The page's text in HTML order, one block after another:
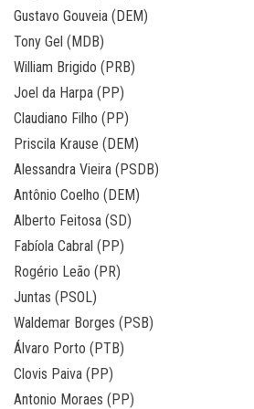
Gustavo Gouveia (DEM)
Tony Gel (MDB)
William Brigido (PRB)
Joel da Harpa (PP)
Claudiano Filho (PP)
Priscila Krause (DEM)
Alessandra Vieira (PSDB)
Antônio Coelho (DEM)
Alberto Feitosa (SD)
Fabíola Cabral (PP)
Rogério Leão (PR)
Juntas (PSOL)
Waldemar Borges (PSB)
Álvaro Porto (PTB)
Clovis Paiva (PP)
Antonio Moraes (PP)